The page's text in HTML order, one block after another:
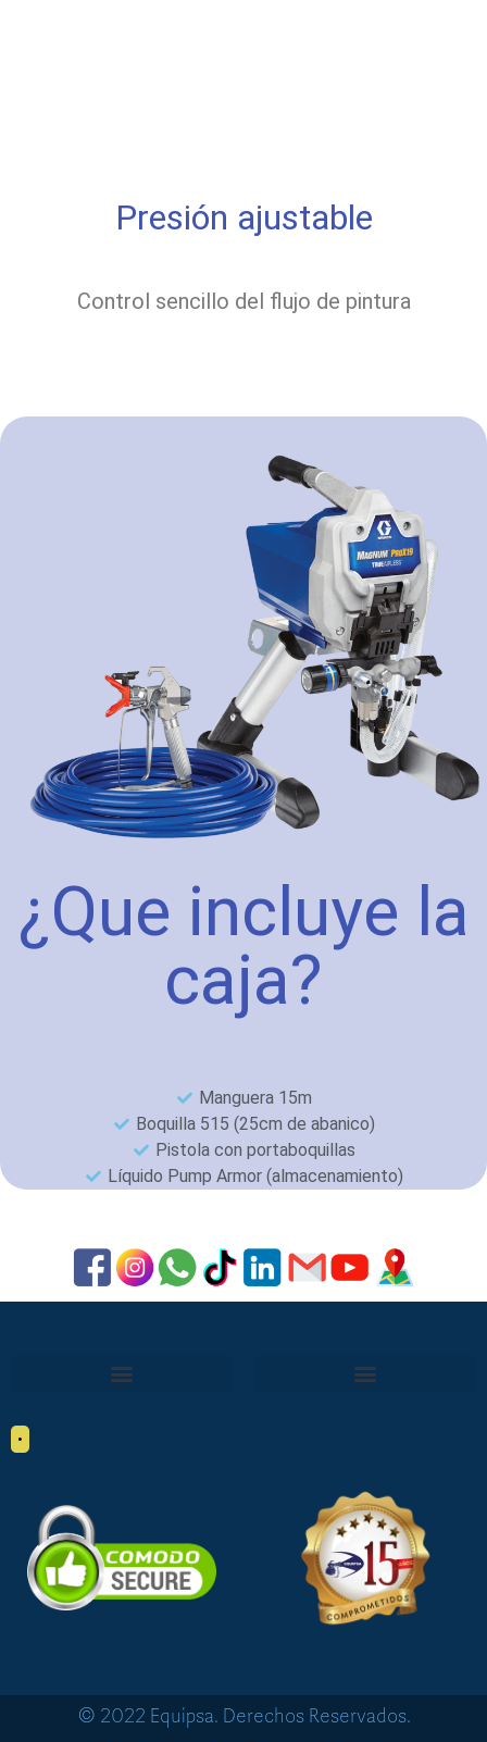
Presión ajustable
Control sencillo del flujo de pintura
¿Que incluye la
caja?
Manguera 15m
Boquilla 515 (25cm de abanico)
Pistola con portaboquillas
Líquido Pump Armor (almacenamiento)
•
© 2022 Equipsa. Derechos Reservados.